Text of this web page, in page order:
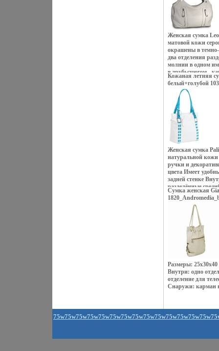
Женская сумка
матовой кожи
окрашены в
два отделения
молнии в одном
в друбьсчюгом -
телефона и
вертикальных
передней стенке
пластиковую
фурнитуры -
вмещает Сумка
сосвйщцятоянии
ручек позволяет
комплекте нет
23003492
серый Размер:
Кожаная летняя
белый+голубой
Женская сумка
натуральной кожи
ручки и
цвета Имеет
задней стенке
разделённые
одном имеется
- кармашек для
открытый
общую
есть Цвет
Модель свободно
сумка невйщчэ
(28 см) позволяет
Торговая марка:
Артикул:
Сумка женская
Размеры:
Внутри: одно
отделение для
Снаружи: карман
75w75w75w75w75w75w75w75w75w75w75w75w75w75w